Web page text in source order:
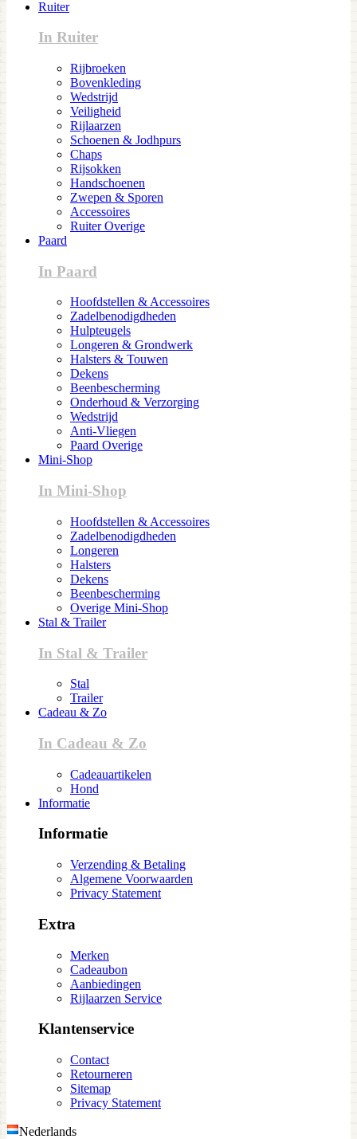
Ruiter
In Ruiter
Rijbroeken
Bovenkleding
Wedstrijd
Veiligheid
Rijlaarzen
Schoenen & Jodhpurs
Chaps
Rijsokken
Handschoenen
Zwepen & Sporen
Accessoires
Ruiter Overige
Paard
In Paard
Hoofdstellen & Accessoires
Zadelbenodigdheden
Hulpteugels
Longeren & Grondwerk
Halsters & Touwen
Dekens
Beenbescherming
Onderhoud & Verzorging
Wedstrijd
Anti-Vliegen
Paard Overige
Mini-Shop
In Mini-Shop
Hoofdstellen & Accessoires
Zadelbenodigdheden
Longeren
Halsters
Dekens
Beenbescherming
Overige Mini-Shop
Stal & Trailer
In Stal & Trailer
Stal
Trailer
Cadeau & Zo
In Cadeau & Zo
Cadeauartikelen
Hond
Informatie
Informatie
Verzending & Betaling
Algemene Voorwaarden
Privacy Statement
Extra
Merken
Cadeaubon
Aanbiedingen
Rijlaarzen Service
Klantenservice
Contact
Retourneren
Sitemap
Privacy Statement
Nederlands